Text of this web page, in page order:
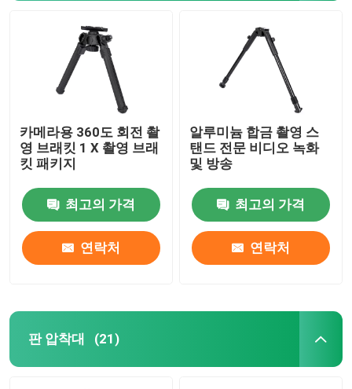
카메라용 360도 회전 촬
영 브래킷 1 X 촬영 브래
킷 패키지
최고의 가격
연락처
알루미늄 합금 촬영 스
탠드 전문 비디오 녹화
및 방송
최고의 가격
연락처
판 압착대 (21)